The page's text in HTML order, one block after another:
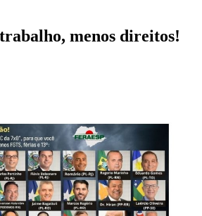
menos direitos!